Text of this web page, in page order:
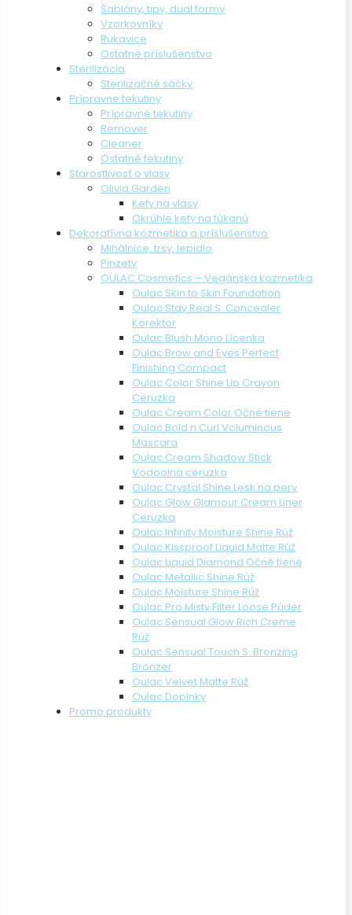
Šablóny, tipy, dual formy
Vzorkovníky
Rukavice
Ostatné príslušenstvo
Sterilizácia
Sterilizačné sáčky
Prípravne tekutiny
Prípravné tekutiny
Remover
Cleaner
Ostatné tekutiny
Starostlivosť o vlasy
Olivia Garden
Kefy na vlasy
Okrúhle kefy na fúkanú
Dekoratívna kozmetika a príslušenstvo
Mihálnice, trsy, lepidlo
Pinzety
OULAC Cosmetics – Vegánska kozmetika
Oulac Skin to Skin Foundation
Oulac Stay Real S. Concealer
Korektor
Oulac Blush Mono Lícenka
Oulac Brow and Eyes Perfect
Finishing Compact
Oulac Color Shine Lip Crayon
Ceruzka
Oulac Cream Color Očné tiene
Oulac Bold n Curl Voluminous
Mascara
Oulac Cream Shadow Stick
Vodoolná ceruzka
Oulac Crystal Shine Lesk na pery
Oulac Glow Glamour Cream Liner
Ceruzka
Oulac Infinity Moisture Shine Rúž
Oulac Kissproof Liquid Matte Rúž
Oulac Liquid Diamond Očné tiene
Oulac Metallic Shine Rúž
Oulac Moisture Shine Rúž
Oulac Pro Misty Filter Loose Púder
Oulac Sensual Glow Rich Creme
Rúž
Oulac Sensual Touch S. Bronzing
Bronzer
Oulac Velvet Matte Rúž
Oulac Doplnky
Promo produkty